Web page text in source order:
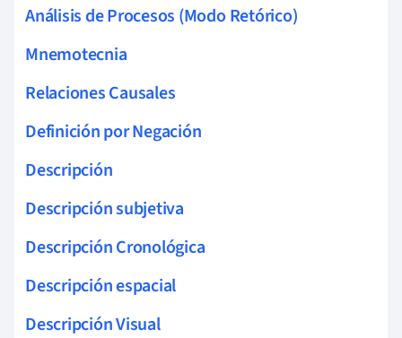
Análisis de Procesos (Modo Retórico)
Mnemotecnia
Relaciones Causales
Definición por Negación
Descripción
Descripción subjetiva
Descripción Cronológica
Descripción espacial
Descripción Visual